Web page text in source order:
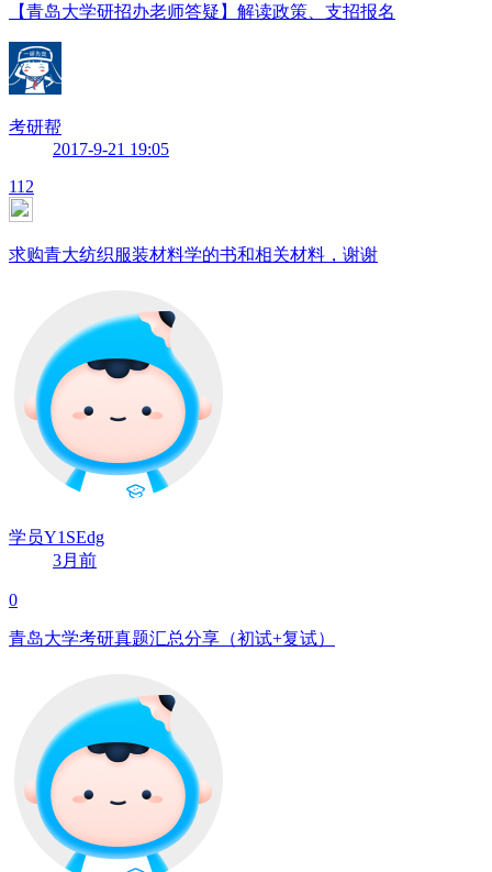
【青岛大学研招办老师答疑】解读政策、支招报名
考研帮
2017-9-21 19:05
112
求购青大纺织服装材料学的书和相关材料，谢谢
学员Y1SEdg
3月前
0
青岛大学考研真题汇总分享（初试+复试）